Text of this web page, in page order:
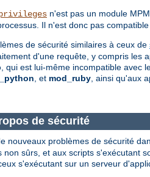
n'est pas un module
Il n'est donc pas
de sécurité similaires à ceux de
d'une requête, y compris les
, qui est lui-même incompatible avec
, et mod_ruby, ainsi qu'aux
de sécurité
nouveaux problèmes de sécurité
non sûrs, et aux scripts s'exécutant
s'exécutant sur un serveur